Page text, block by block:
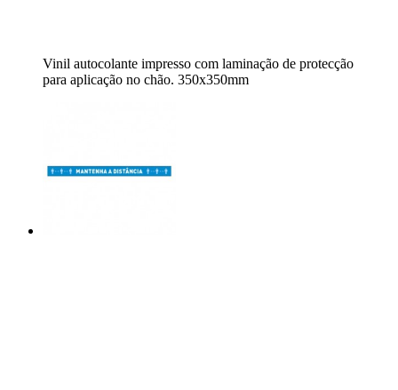
Vinil autocolante impresso com laminação de protecção
para aplicação no chão. 350x350mm